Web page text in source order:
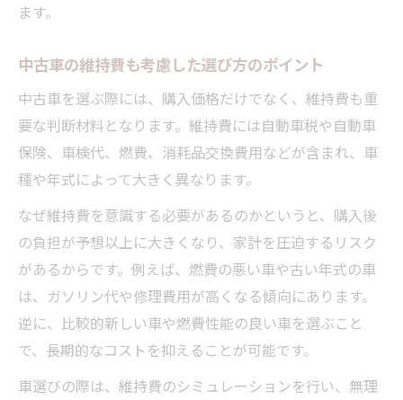
ます。
中古車の維持費も考慮した選び方のポイント
中古車を選ぶ際には、購入価格だけでなく、維持費も重
要な判断材料となります。維持費には自動車税や自動車
保険、車検代、燃費、消耗品交換費用などが含まれ、車
種や年式によって大きく異なります。
なぜ維持費を意識する必要があるのかというと、購入後
の負担が予想以上に大きくなり、家計を圧迫するリスク
があるからです。例えば、燃費の悪い車や古い年式の車
は、ガソリン代や修理費用が高くなる傾向にあります。
逆に、比較的新しい車や燃費性能の良い車を選ぶこと
で、長期的なコストを抑えることが可能です。
車選びの際は、維持費のシミュレーションを行い、無理